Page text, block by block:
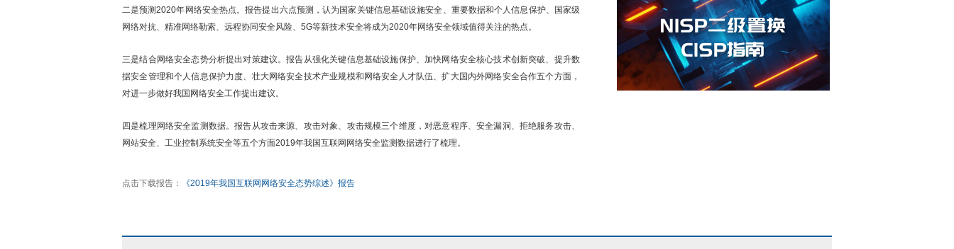
二是预测2020年网络安全热点。报告提出六点预测，认为国家关键信息基础设施安全、重要数据和个人信息保护、国家级
网络对抗、精准网络勒索、远程协同安全风险、5G等新技术安全将成为2020年网络安全领域值得关注的热点。
三是结合网络安全态势分析提出对策建议。报告从强化关键信息基础设施保护、加快网络安全核心技术创新突破、提升数
据安全管理和个人信息保护力度、壮大网络安全技术产业规模和网络安全人才队伍、扩大国内外网络安全合作五个方面，
对进一步做好我国网络安全工作提出建议。
四是梳理网络安全监测数据。报告从攻击来源、攻击对象、攻击规模三个维度，对恶意程序、安全漏洞、拒绝服务攻击、
网站安全、工业控制系统安全等五个方面2019年我国互联网网络安全监测数据进行了梳理。
点击下载报告： 《2019年我国互联网网络安全态势综述》报告